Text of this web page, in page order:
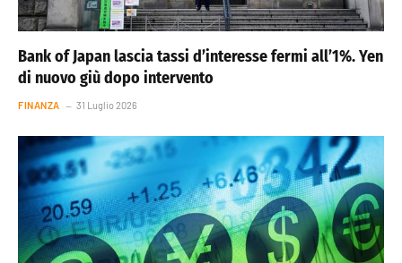
Bank of Japan lascia tassi d’interesse fermi all’1%. Yen
di nuovo giù dopo intervento
FINANZA 31 Luglio 2026